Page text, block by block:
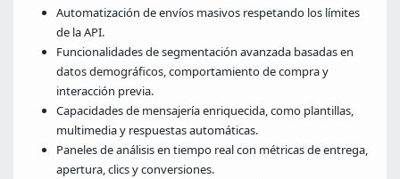
Automatización de envíos masivos respetando los límites
de la API.
Funcionalidades de segmentación avanzada basadas en
datos demográficos, comportamiento de compra y
interacción previa.
Capacidades de mensajería enriquecida, como plantillas,
multimedia y respuestas automáticas.
Paneles de análisis en tiempo real con métricas de entrega,
apertura, clics y conversiones.